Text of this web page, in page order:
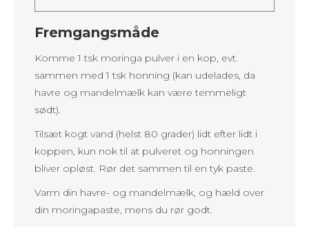
Fremgangsmåde
Komme 1 tsk moringa pulver i en kop, evt.
sammen med 1 tsk honning (kan udelades, da
havre og mandelmælk kan være temmeligt
sødt).
Tilsæt kogt vand (helst 80 grader) lidt efter lidt i
koppen, kun nok til at pulveret og honningen
bliver opløst. Rør det sammen til en tyk paste.
Varm din havre- og mandelmælk, og hæld over
din moringapaste, mens du rør godt.